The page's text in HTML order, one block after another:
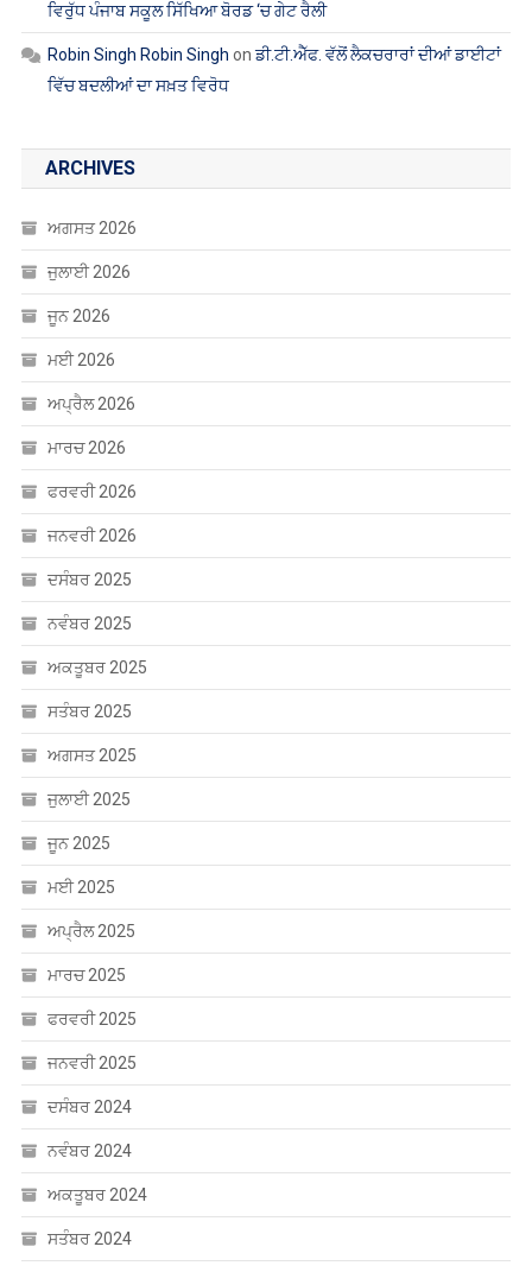
ਵਿਰੁੱਧ ਪੰਜਾਬ ਸਕੂਲ ਸਿੱਖਿਆ ਬੋਰਡ ‘ਚ ਗੇਟ ਰੈਲੀ
Robin Singh Robin Singh onਡੀ.ਟੀ.ਐੱਫ. ਵੱਲੋਂ ਲੈਕਚਰਾਰਾਂ ਦੀਆਂ ਡਾਈਟਾਂ
ਵਿੱਚ ਬਦਲੀਆਂ ਦਾ ਸਖ਼ਤ ਵਿਰੋਧ
ARCHIVES
ਅਗਸਤ 2026
ਜੁਲਾਈ 2026
ਜੂਨ 2026
ਮਈ 2026
ਅਪ੍ਰੈਲ 2026
ਮਾਰਚ 2026
ਫਰਵਰੀ 2026
ਜਨਵਰੀ 2026
ਦਸੰਬਰ 2025
ਨਵੰਬਰ 2025
ਅਕਤੂਬਰ 2025
ਸਤੰਬਰ 2025
ਅਗਸਤ 2025
ਜੁਲਾਈ 2025
ਜੂਨ 2025
ਮਈ 2025
ਅਪ੍ਰੈਲ 2025
ਮਾਰਚ 2025
ਫਰਵਰੀ 2025
ਜਨਵਰੀ 2025
ਦਸੰਬਰ 2024
ਨਵੰਬਰ 2024
ਅਕਤੂਬਰ 2024
ਸਤੰਬਰ 2024